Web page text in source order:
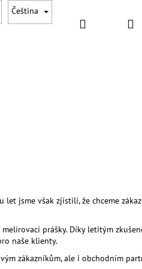
DOPLŇKY DÁRKOVÉ SADY
Čeština
Hledat
let jsme však zjistili, že chceme
prášky. Díky letitým
naše klienty.
zákazníkům, ale i obchodním